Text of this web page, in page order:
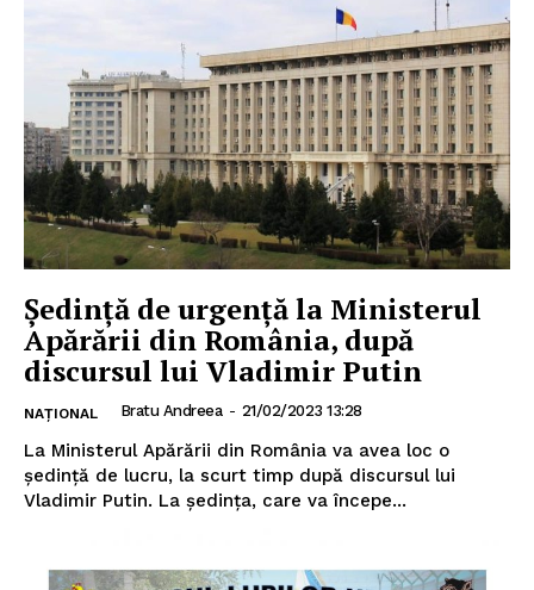
Ședință de urgență la Ministerul
Apărării din România, după
discursul lui Vladimir Putin
NAȚIONAL Bratu Andreea - 21/02/2023 13:28
La Ministerul Apărării din România va avea loc o
ședință de lucru, la scurt timp după discursul lui
Vladimir Putin. La ședința, care va începe...